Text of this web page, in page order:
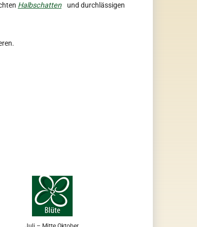
Halbschatten
und durchlässigen